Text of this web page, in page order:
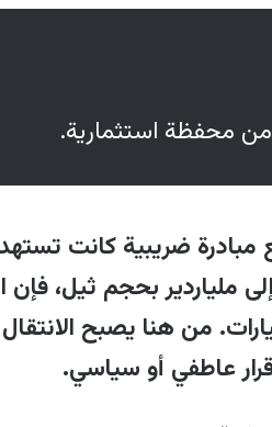
عن السياسة" وعدم
ودورها في برامج
التي أنشأها ثيل مثل
من محفظة استثمارية.
مع مبادرة ضريبية كانت
وبالنسبة إلى ملياردير بحجم ثيل،
من هنا يصبح
عاطفي أو سياسي.